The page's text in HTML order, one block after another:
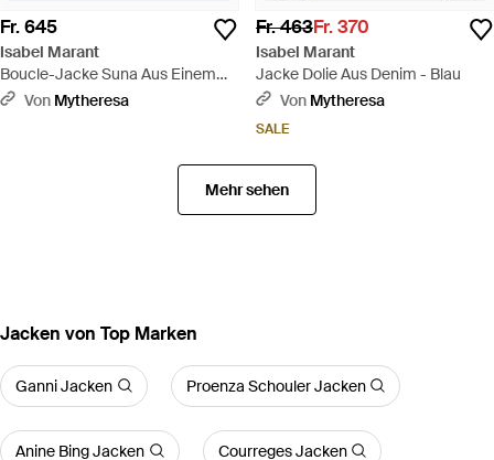
Fr. 645
Isabel Marant
Boucle-Jacke Suna Aus Einem
Wollgemisch - Schwarz
Von Mytheresa
Fr. 463Fr. 370
Isabel Marant
Jacke Dolie Aus Denim - Blau
Von Mytheresa
SALE
Mehr sehen
Jacken von Top Marken
Ganni Jacken Proenza Schouler Jacken
Anine Bing Jacken Courreges Jacken